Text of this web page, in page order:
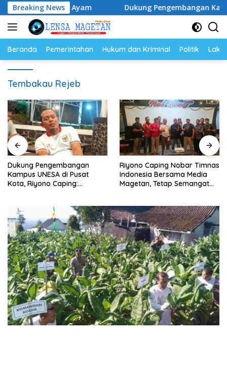
Langsung
ke
konten
Breaking News
Populasi Ayam Dukung Pengembangan Kampus
Beranda Pemerintahan Hukum dan Kriminal Politik
Tembakau Rejeb
Dukung Pengembangan
Kampus UNESA di Pusat
Kota, Riyono Caping:
Riyono Caping Nobar Timnas
Indonesia Bersama Media
Magetan, Tetap Semangat